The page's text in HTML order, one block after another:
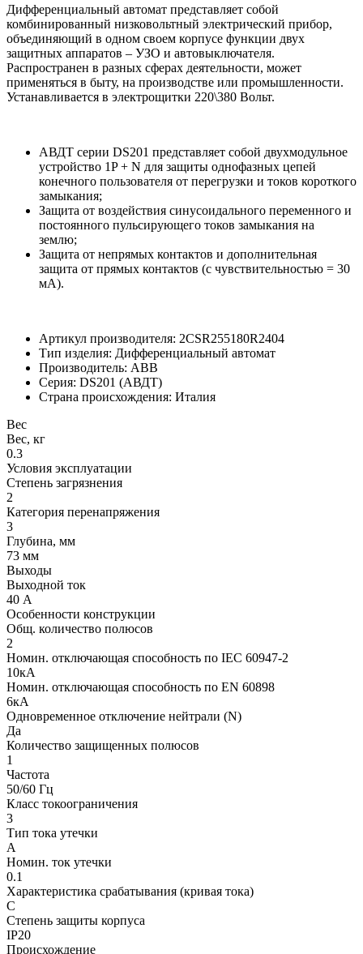
Дифференциальный автомат представляет собой
комбинированный низковольтный электрический прибор,
объединяющий в одном своем корпусе функции двух
защитных аппаратов – УЗО и автовыключателя.
Распространен в разных сферах деятельности, может
применяться в быту, на производстве или промышленности.
Устанавливается в электрощитки 220\380 Вольт.
АВДТ серии DS201 представляет собой двухмодульное
устройство 1P + N для защиты однофазных цепей
конечного пользователя от перегрузки и токов короткого
замыкания;
Защита от воздействия синусоидального переменного и
постоянного пульсирующего токов замыкания на
землю;
Защита от непрямых контактов и дополнительная
защита от прямых контактов (с чувствительностью = 30
мА).
Артикул производителя: 2CSR255180R2404
Тип изделия: Дифференциальный автомат
Производитель: ABB
Серия: DS201 (АВДТ)
Страна происхождения: Италия
Вес
Вес, кг
0.3
Условия эксплуатации
Степень загрязнения
2
Категория перенапряжения
3
Глубина, мм
73 мм
Выходы
Выходной ток
40 А
Особенности конструкции
Общ. количество полюсов
2
Номин. отключающая способность по IEC 60947-2
10кА
Номин. отключающая способность по EN 60898
6кА
Одновременное отключение нейтрали (N)
Да
Количество защищенных полюсов
1
Частота
50/60 Гц
Класс токоограничения
3
Тип тока утечки
А
Номин. ток утечки
0.1
Характеристика срабатывания (кривая тока)
С
Степень защиты корпуса
IP20
Происхождение